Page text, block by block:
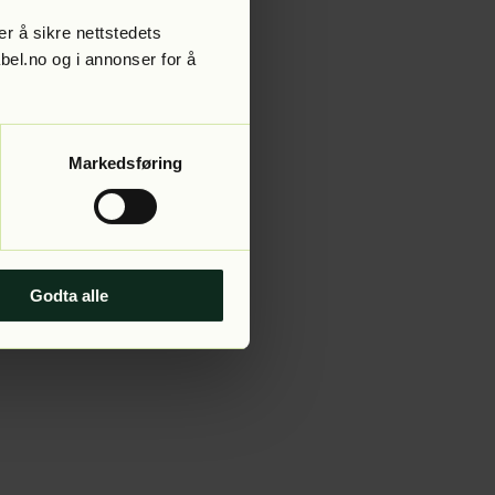
å sikre nettstedets
og i annonser for å
Markedsføring
Godta alle